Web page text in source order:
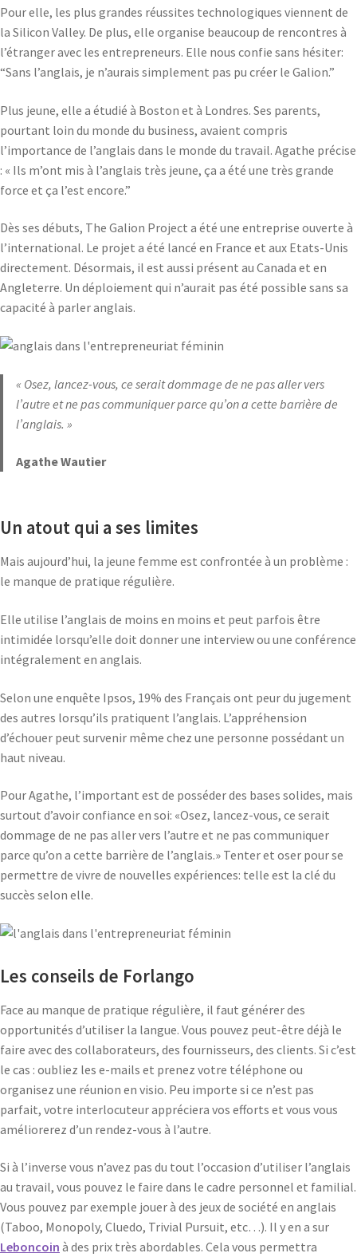
Pour elle, les plus grandes réussites technologiques viennent de
la Silicon Valley. De plus, elle organise beaucoup de rencontres à
l’étranger avec les entrepreneurs. Elle nous confie sans hésiter:
“Sans l’anglais, je n’aurais simplement pas pu créer le Galion.”
Plus jeune, elle a étudié à Boston et à Londres. Ses parents,
pourtant loin du monde du business, avaient compris
l’importance de l’anglais dans le monde du travail. Agathe précise
: « Ils m’ont mis à l’anglais très jeune, ça a été une très grande
force et ça l’est encore.”
Dès ses débuts, The Galion Project a été une entreprise ouverte à
l’international. Le projet a été lancé en France et aux Etats-Unis
directement. Désormais, il est aussi présent au Canada et en
Angleterre. Un déploiement qui n’aurait pas été possible sans sa
capacité à parler anglais.
« Osez, lancez-vous, ce serait dommage de ne pas aller vers
l’autre et ne pas communiquer parce qu’on a cette barrière de
l’anglais. »
Agathe Wautier
Un atout qui a ses limites
Mais aujourd’hui, la jeune femme est confrontée à un problème :
le manque de pratique régulière.
Elle utilise l’anglais de moins en moins et peut parfois être
intimidée lorsqu’elle doit donner une interview ou une conférence
intégralement en anglais.
Selon une enquête Ipsos, 19% des Français ont peur du jugement
des autres lorsqu’ils pratiquent l’anglais. L’appréhension
d’échouer peut survenir même chez une personne possédant un
haut niveau.
Pour Agathe, l’important est de posséder des bases solides, mais
surtout d’avoir confiance en soi: «Osez, lancez-vous, ce serait
dommage de ne pas aller vers l’autre et ne pas communiquer
parce qu’on a cette barrière de l’anglais.» Tenter et oser pour se
permettre de vivre de nouvelles expériences: telle est la clé du
succès selon elle.
Les conseils de Forlango
Face au manque de pratique régulière, il faut générer des
opportunités d’utiliser la langue. Vous pouvez peut-être déjà le
faire avec des collaborateurs, des fournisseurs, des clients. Si c’est
le cas : oubliez les e-mails et prenez votre téléphone ou
organisez une réunion en visio. Peu importe si ce n’est pas
parfait, votre interlocuteur appréciera vos efforts et vous vous
améliorerez d’un rendez-vous à l’autre.
Si à l’inverse vous n’avez pas du tout l’occasion d’utiliser l’anglais
au travail, vous pouvez le faire dans le cadre personnel et familial.
Vous pouvez par exemple jouer à des jeux de société en anglais
(Taboo, Monopoly, Cluedo, Trivial Pursuit, etc…). Il y en a sur
Leboncoin à des prix très abordables. Cela vous permettra